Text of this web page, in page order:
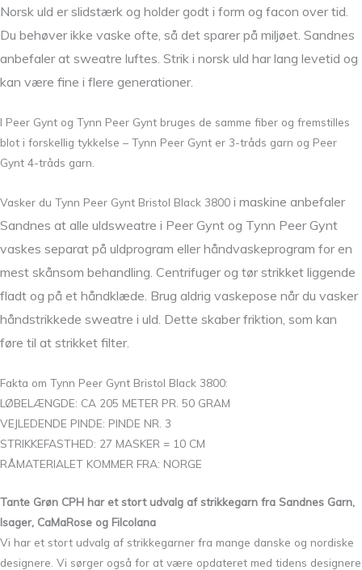
Norsk uld er slidstærk og holder godt i form og facon over tid.
Du behøver ikke vaske ofte, så det sparer på miljøet. Sandnes
anbefaler at sweatre luftes. Strik i norsk uld har lang levetid og
kan være fine i flere generationer.
I Peer Gynt og Tynn Peer Gynt bruges de samme fiber og fremstilles
blot i forskellig tykkelse – Tynn Peer Gynt er 3-tråds garn og Peer
Gynt 4-tråds garn.
Vasker du Tynn Peer Gynt Bristol Black 3800 i maskine anbefaler
Sandnes at alle uldsweatre i Peer Gynt og Tynn Peer Gynt
vaskes separat på uldprogram eller håndvaskeprogram for en
mest skånsom behandling. Centrifuger og tør strikket liggende
fladt og på et håndklæde. Brug aldrig vaskepose når du vasker
håndstrikkede sweatre i uld. Dette skaber friktion, som kan
føre til at strikket filter.
Fakta om Tynn Peer Gynt Bristol Black 3800:
LØBELÆNGDE: CA 205 METER PR. 50 GRAM
VEJLEDENDE PINDE: PINDE NR. 3
STRIKKEFASTHED: 27 MASKER = 10 CM
RÅMATERIALET KOMMER FRA: NORGE
Tante Grøn CPH har et stort udvalg af strikkegarn fra Sandnes Garn,
Isager, CaMaRose og Filcolana
Vi har et stort udvalg af strikkegarner fra mange danske og nordiske
designere. Vi sørger også for at være opdateret med tidens designere